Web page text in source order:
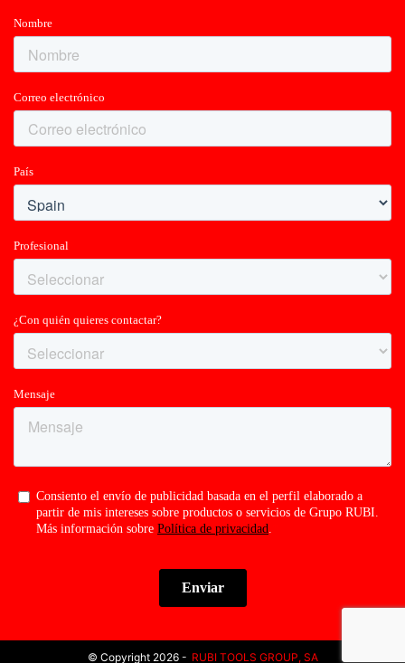
© Copyright 2026 - RUBI TOOLS GROUP, SA